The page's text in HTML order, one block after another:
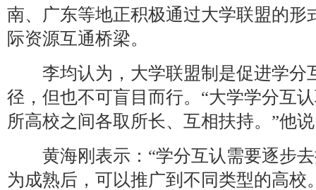
南、广东等地正积极通过大学联盟的形
际资源互通桥梁。
李均认为，大学联盟制是促进学分
径，但也不可盲目而行。“大学学分互
所高校之间各取所长、互相扶持。”他
黄海刚表示：“学分互认需要逐步去
为成熟后，可以推广到不同类型的高校